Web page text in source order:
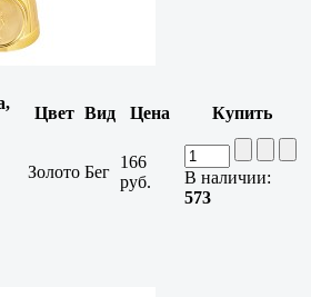
Цвет Вид Цена Купить
Золото Бег
166
руб.
В наличии:
573